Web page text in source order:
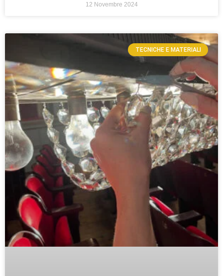
12 Novembre 2024
TECNICHE E MATERIALI